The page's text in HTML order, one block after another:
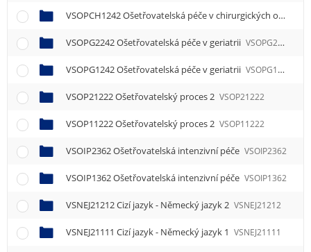
VSOPCH1242 Ošetřovatelská péče v chirurgických oborech
VSOPG2242 Ošetřovatelská péče v geriatrii VSOPG2242
VSOPG1242 Ošetřovatelská péče v geriatrii VSOPG1242
VSOP21222 Ošetřovatelský proces 2 VSOP21222
VSOP11222 Ošetřovatelský proces 2 VSOP11222
VSOIP2362 Ošetřovatelská intenzivní péče VSOIP2362
VSOIP1362 Ošetřovatelská intenzivní péče VSOIP1362
VSNEJ21212 Cizí jazyk - Německý jazyk 2 VSNEJ21212
VSNEJ21111 Cizí jazyk - Německý jazyk 1 VSNEJ21111